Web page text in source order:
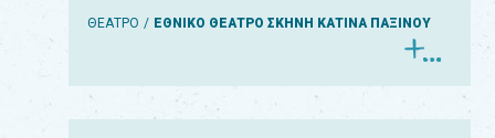
ΘΕΑΤΡΟ ΕΘΝΙΚΟ ΘΕΑΤΡΟ ΣΚΗΝΗ ΚΑΤΙΝΑ ΠΑΞΙΝΟΥ